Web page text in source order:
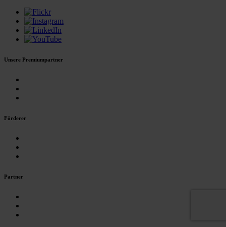
Unsere Premiumpartner
Förderer
Partner